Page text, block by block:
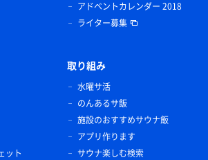
アドベントカレンダー 2018
ライター募集
ット
取り組み
水曜サ活
のんあるサ飯
施設のおすすめサウナ飯
アプリ作ります
サウナ楽しむ検索